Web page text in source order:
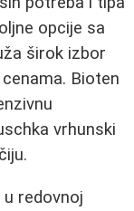
opcije sa
širok izbor
Bioten
vrhunski
redovnoj